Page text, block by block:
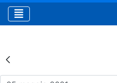
Risultati